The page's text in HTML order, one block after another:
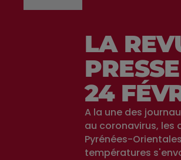
LA
24
A la une des
au coronavirus, les
Pyrénées-
températures